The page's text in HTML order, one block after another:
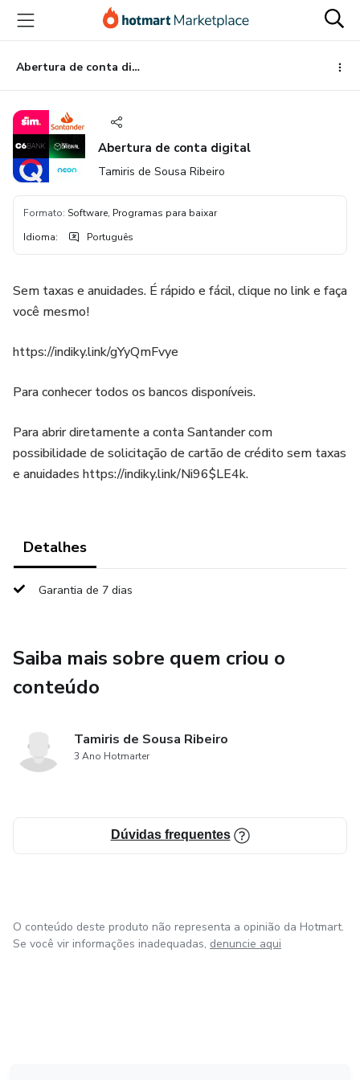
para
conteúdo
principal
para
pagamento
para
rodapé
Abertura de conta digital
Abertura de conta digital
Tamiris de Sousa Ribeiro
Formato: Software, Programas para baixar
Idioma: Português
Sem taxas e anuidades. É rápido e fácil, clique no link e faça
você mesmo!
https://indiky.link/gYyQmFvye
Para conhecer todos os bancos disponíveis.
Para abrir diretamente a conta Santander com
possibilidade de solicitação de cartão de crédito sem taxas
e anuidades https://indiky.link/Ni96$LE4k.
Detalhes
Garantia de 7 dias
Saiba mais sobre quem criou o
conteúdo
Tamiris de Sousa Ribeiro
3 Ano Hotmarter
Dúvidas frequentes
O conteúdo deste produto não representa a opinião da Hotmart.
Se você vir informações inadequadas, denuncie aqui